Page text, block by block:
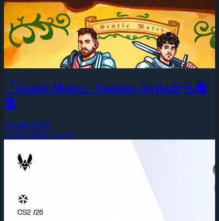
「Gentle Mates」Counter-Strikeから撤
退
2026年8月8日
Counter-Strike 2 (CS2)